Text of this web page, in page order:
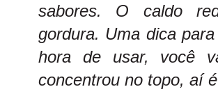
sabores. O caldo
gordura. Uma dica
hora de usar, você
concentrou no topo, aí